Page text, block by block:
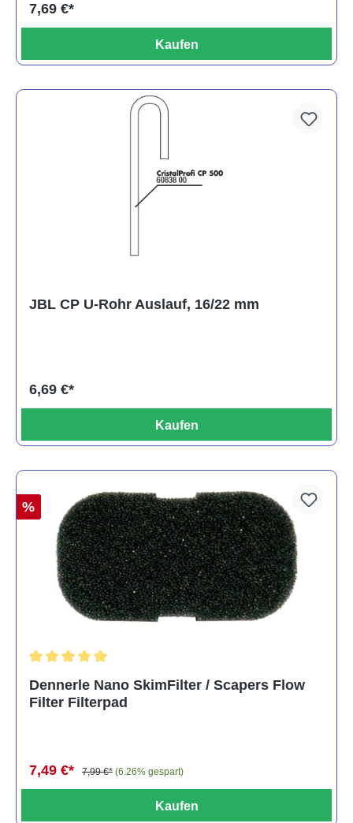
7,69 €*
Kaufen
JBL CP U-Rohr Auslauf, 16/22 mm
6,69 €*
Kaufen
%
Dennerle Nano SkimFilter / Scapers Flow
Filter Filterpad
7,49 €* 7,99 €* (6.26% gespart)
Kaufen